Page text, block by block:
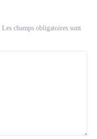
Les champs obligatoires sont